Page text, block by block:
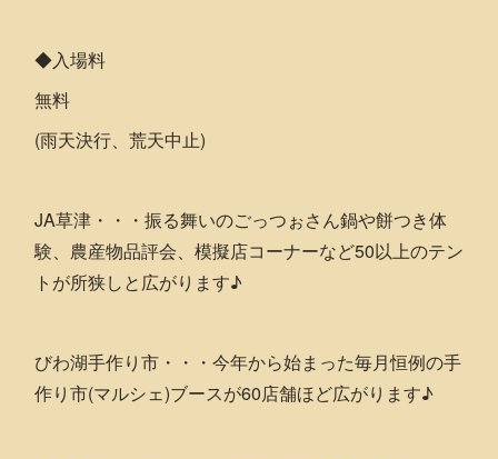
◆入場料
無料
(雨天決行、荒天中止)
JA草津・・・振る舞いのごっつぉさん鍋や餅つき体
験、農産物品評会、模擬店コーナーなど50以上のテン
トが所狭しと広がります♪
びわ湖手作り市・・・今年から始まった毎月恒例の手
作り市(マルシェ)ブースが60店舗ほど広がります♪